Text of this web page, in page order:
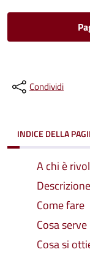
Condividi
INDICE DELLA
A chi è
Descrizione
Come fare
Cosa serve
Cosa si